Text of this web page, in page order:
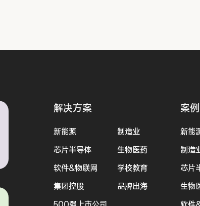
解决方案
新能源
制造业
芯片半导体
生物医药
软件&物联网
学校教育
集团控股
品牌出海
案例
新能
制造
芯片
生物